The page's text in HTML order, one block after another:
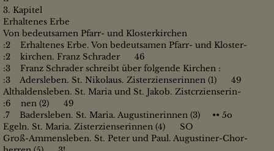
3. Kapitel
Erhaltenes Erbe
Von bedeutsamen Pfarr- und Klosterkirchen
:2 Erhaltenes Erbe. Von bedeutsamen Pfarr- und Kloster-
:2 kirchen. Franz Schrader 46
:3 Franz Schrader schreibt über folgende Kirchen :
:3 Adersleben. St. Nikolaus. Zisterzienserinnen (1) 49
Althaldensleben. St. Maria und St. Jakob. Zistcrzienserin-
:6 nen (2) 49
.7 Badersleben. St. Maria. Augustinerinnen (3) •• 5o
Egeln. St. Maria. Zisterzienserinnen (4) SO
Groß-Ammensleben. St. Peter und Paul. Augustiner-Chor-